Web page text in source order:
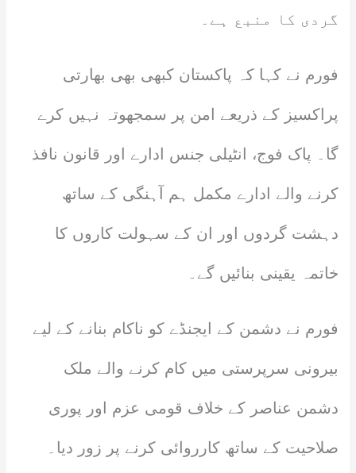
گردی کا منبع ہے۔
فورم نے کہا کہ پاکستان کبھی بھی بھارتی
پراکسیز کے ذریعے امن پر سمجھوتہ نہیں کرے
گا۔ پاک فوج، انٹیلی جنس ادارے اور قانون نافذ
کرنے والے ادارے مکمل ہم آہنگی کے ساتھ
دہشت گردوں اور ان کے سہولت کاروں کا
خاتمہ یقینی بنائیں گے۔
فورم نے دشمن کے ایجنڈے کو ناکام بنانے کے لیے
بیرونی سرپرستی میں کام کرنے والے ملک
دشمن عناصر کے خلاف قومی عزم اور پوری
صلاحیت کے ساتھ کارروائی کرنے پر زور دیا۔